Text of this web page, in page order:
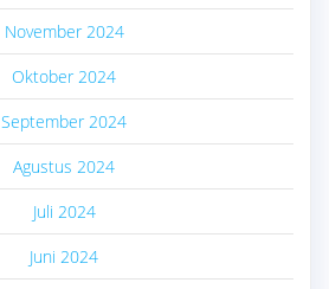
November 2024
Oktober 2024
September 2024
Agustus 2024
Juli 2024
Juni 2024